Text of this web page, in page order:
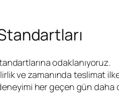
odaklanıyoruz.
ve zamanında teslimat
her geçen gün daha